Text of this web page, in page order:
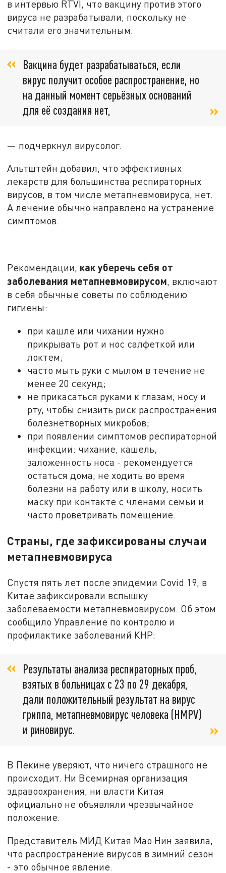
в интервью RTVI, что вакцину против этого
вируса не разрабатывали, поскольку не
считали его значительным.
Вакцина будет разрабатываться, если
вирус получит особое распространение, но
на данный момент серьёзных оснований
для её создания нет,
— подчеркнул вирусолог.
Альтштейн добавил, что эффективных
лекарств для большинства респираторных
вирусов, в том числе метапневмовируса, нет.
А лечение обычно направлено на устранение
симптомов.
Рекомендации, как уберечь себя от
заболевания метапневмовирусом, включают
в себя обычные советы по соблюдению
гигиены:
при кашле или чихании нужно
прикрывать рот и нос салфеткой или
локтем;
часто мыть руки с мылом в течение не
менее 20 секунд;
не прикасаться руками к глазам, носу и
рту, чтобы снизить риск распространения
болезнетворных микробов;
при появлении симптомов респираторной
инфекции: чихание, кашель,
заложенность носа - рекомендуется
остаться дома, не ходить во время
болезни на работу или в школу, носить
маску при контакте с членами семьи и
часто проветривать помещение.
Страны, где зафиксированы случаи
метапневмовируса
Спустя пять лет после эпидемии Covid 19, в
Китае зафиксировали вспышку
заболеваемости метапневмовирусом. Об этом
сообщило Управление по контролю и
профилактике заболеваний КНР:
Результаты анализа респираторных проб,
взятых в больницах с 23 по 29 декабря,
дали положительный результат на вирус
гриппа, метапневмовирус человека (HMPV)
и риновирус.
В Пекине уверяют, что ничего страшного не
происходит. Ни Всемирная организация
здравоохранения, ни власти Китая
официально не объявляли чрезвычайное
положение.
Представитель МИД Китая Мао Нин заявила,
что распространение вирусов в зимний сезон
- это обычное явление.